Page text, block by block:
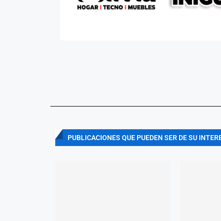
PUBLICACIONES QUE PUEDEN SER DE SU